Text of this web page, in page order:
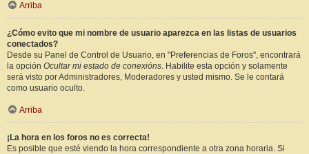
Arriba
¿Cómo evito que mi nombre de usuario aparezca en las listas de usuarios
conectados?
Desde su Panel de Control de Usuario, en "Preferencias de Foros", encontrará
la opción Ocultar mi estado de conexións. Habilite esta opción y solamente
será visto por Administradores, Moderadores y usted mismo. Se le contará
como usuario oculto.
Arriba
¡La hora en los foros no es correcta!
Es posible que esté viendo la hora correspondiente a otra zona horaria. Si